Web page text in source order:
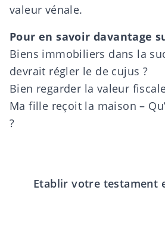
valeur vénale.
Pour en savoir davantage
Biens immobiliers dans la
devrait régler le de cujus ?
Bien regarder la valeur
Ma fille reçoit la maison –
?
Etablir votre testament